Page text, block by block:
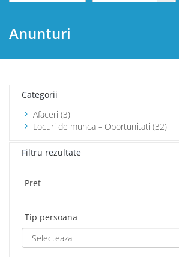
Anunturi
Categorii
Afaceri (3)
Locuri de munca – Oportunitati (32)
Filtru rezultate
Pret
Tip persoana